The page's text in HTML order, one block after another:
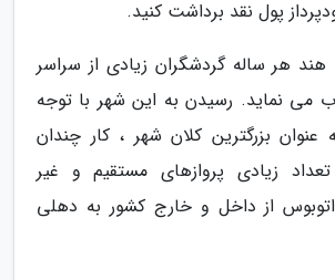
پول نقد برداشت کنید.
هر ساله گردشگران زیادی از سراسر
می نماید. رسیدن به این شهر با توجه
بزرگترین کلان شهر ، کار چندان
زیادی پروازهای مستقیم و غیر
از داخل و خارج کشور به دهلی